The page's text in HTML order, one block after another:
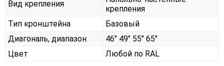
Вид крепления
крепления
Тип кронштейна
Базовый
Диагональ, диапазон
46" 49" 55" 65"
Цвет
Любой по RAL